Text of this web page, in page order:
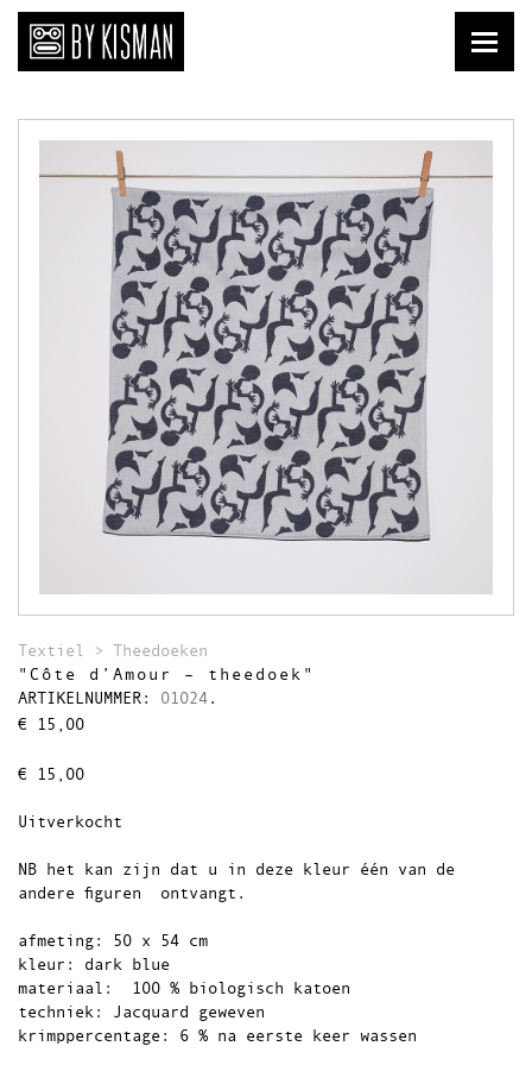
Kopi Kisman
Liefde van nu
Publicaties
Briefkaarten
Keramiek
Textiel
Tafelgoed
Theedoeken
Uitverkocht
Textiel >
Theedoeken
"Côte d’Amour – theedoek"
ARTIKELNUMMER: 01024 .
€ 15,00
€ 15,00
Uitverkocht
NB het kan zijn dat u in deze kleur één van de
andere figuren ontvangt.
afmeting: 50 x 54 cm
kleur: dark blue
materiaal: 100 % biologisch katoen
techniek: Jacquard geweven
krimppercentage: 6 % na eerste keer wassen